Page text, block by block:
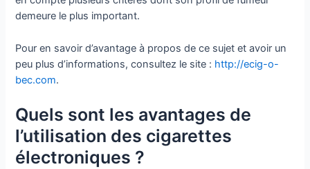
demeure le plus important.
Pour en savoir d’avantage à propos de ce sujet et avoir un
peu plus d’informations, consultez le site : http://ecig-o-
bec.com.
Quels sont les avantages de
l’utilisation des cigarettes
électroniques ?